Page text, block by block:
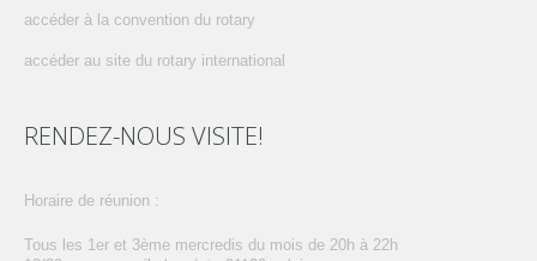
accéder à la convention du rotary
accéder au site du rotary international
RENDEZ-NOUS VISITE!
horaire de réunion :
tous les 1er et 3ème mercredis du mois de 20h à 22h